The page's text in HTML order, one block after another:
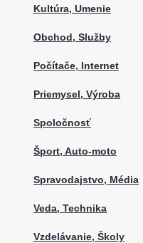
Kultúra, Umenie
Obchod, Služby
Počítače, Internet
Priemysel, Výroba
Spoločnosť
Šport, Auto-moto
Spravodajstvo, Média
Veda, Technika
Vzdelávanie, Školy